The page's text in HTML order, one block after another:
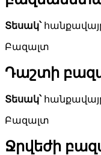
Տեսակ՝
Բազալտ
Դաշտի
Տեսակ՝
Բազալտ
Ջրվեժի